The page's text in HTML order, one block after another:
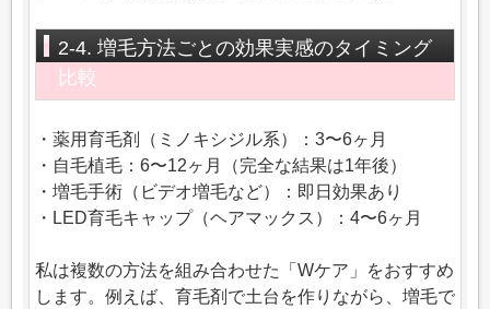
2-4. 増毛方法ごとの効果実感のタイミング
比較
・薬用育毛剤（ミノキシジル系）：3〜6ヶ月
・自毛植毛：6〜12ヶ月（完全な結果は1年後）
・増毛手術（ビデオ増毛など）：即日効果あり
・LED育毛キャップ（ヘアマックス）：4〜6ヶ月
私は複数の方法を組み合わせた「Wケア」をおすすめ
します。例えば、育毛剤で土台を作りながら、増毛で